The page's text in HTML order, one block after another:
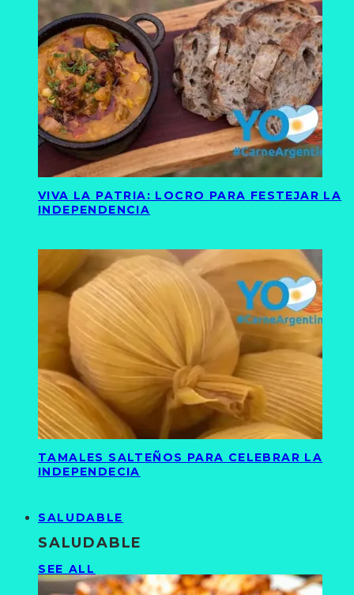
VIVA LA PATRIA: LOCRO PARA FESTEJAR LA
INDEPENDENCIA
TAMALES SALTEÑOS PARA CELEBRAR LA
INDEPENDECIA
SALUDABLE
SALUDABLE
SEE ALL